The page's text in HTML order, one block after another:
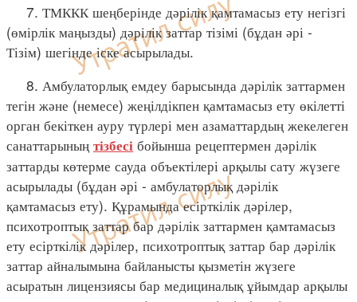
7. ТМККК шеңберінде дәрілік қамтамасыз ету негізгі
(өмірлік маңызды) дәрілік заттар тізімі (бұдан әрі -
Тізім) шегінде іске асырылады.
8. Амбулаторлық емдеу барысында дәрілік заттармен
тегін және (немесе) жеңілдікпен қамтамасыз ету өкілетті
орган бекіткен ауру түрлері мен азаматтардың жекелеген
санаттарының тізбесі бойынша рецептермен дәрілік
заттарды көтерме сауда объектілері арқылы сату жүзеге
асырылады (бұдан әрі - амбулаторлық дәрілік
қамтамасыз ету). Құрамында есірткілік дәрілер,
психотроптық заттар бар дәрілік заттармен қамтамасыз
ету есірткілік дәрілер, психотроптық заттар бар дәрілік
заттар айналымына байланысты қызметін жүзеге
асыратын лицензиясы бар медициналық ұйымдар арқылы